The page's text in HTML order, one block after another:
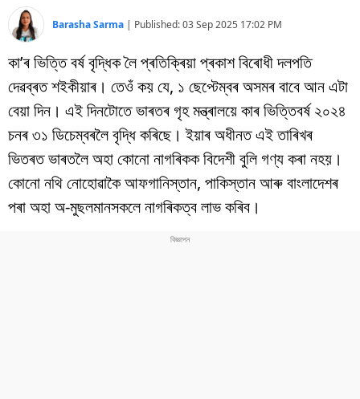
শিক্ষা
খেল
জীৱনশৈলী
বিশ্ব
প্ৰযুক্তি
Videos
Barasha Sarma | Published:03 Sep 2025 17:02 PM
কা’ৰ ভিত্তি বৰ্ষ বৃদ্ধিক লৈ প্ৰতিক্ৰিয়া প্ৰকাশ বিৰোধী দলপতি
দেৱব্ৰত শইকীয়াৰ। তেওঁ কয় যে, ১ ছেপ্টেম্বৰ অসমৰ বাবে আন এটা
বেয়া দিন। এই দিনটোতে ভাৰতৰ গৃহ মন্ত্ৰালয়ে কাৰ ভিত্তিবৰ্ষ ২০২৪
চনৰ ৩১ ডিচেম্বৰলৈ বৃদ্ধি কৰিছে। ইয়াৰ অধীনত এই তাৰিখৰ
ভিতৰত ভাৰতলৈ অহা কোনো নাগৰিকক বিদেশী বুলি গণ্য কৰা নহয়।
কোনো নথি নোহোৱাকৈ আফগানিস্তান, পাকিস্তান আৰু বাংলাদেশৰ
পৰা অহা অ-মুছলমানসকলে নাগৰিকত্ব লাভ কৰিব।